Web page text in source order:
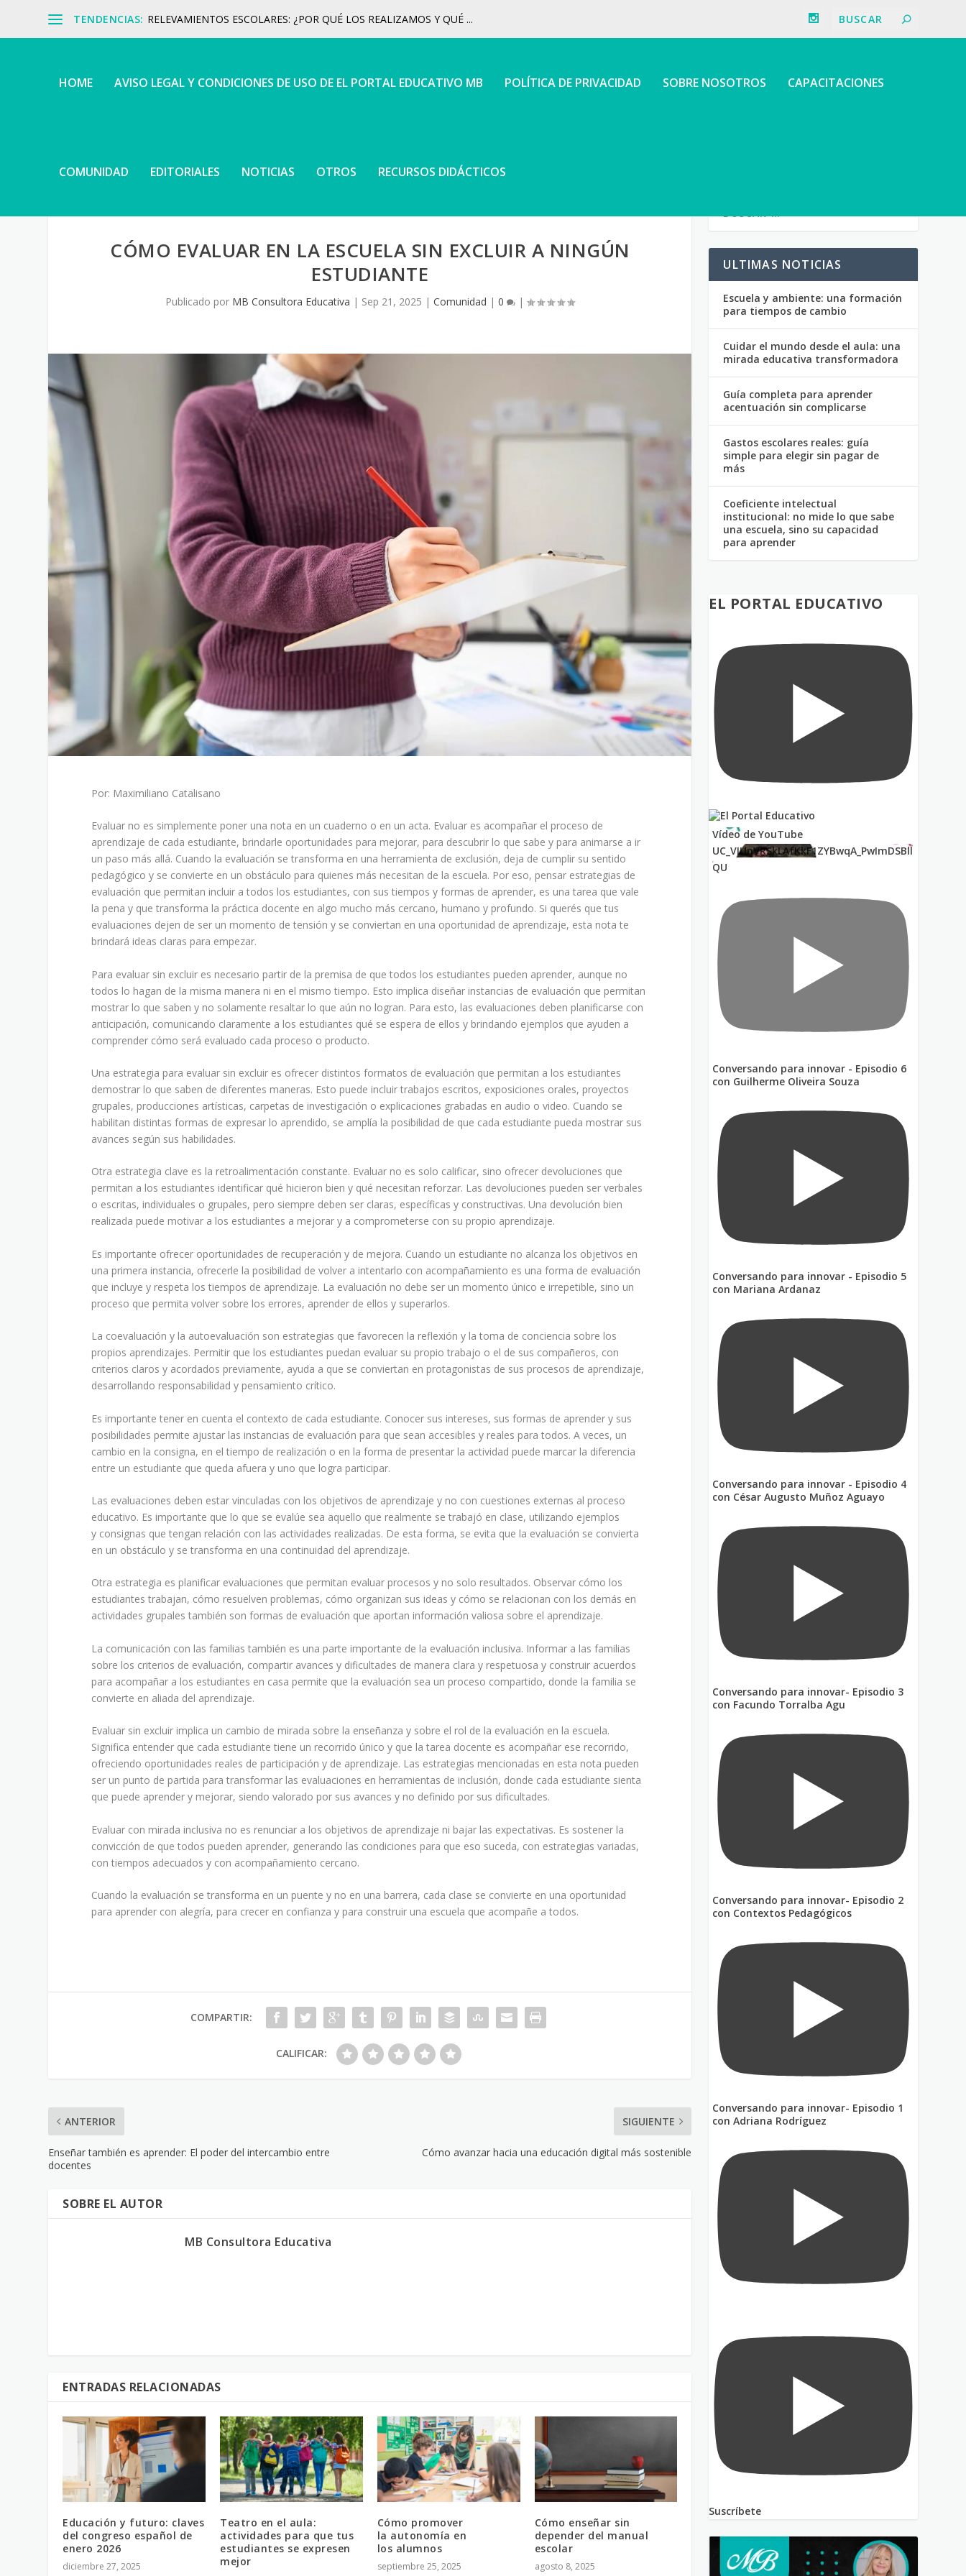
TENDENCIAS: RELEVAMIENTOS ESCOLARES: ¿POR QUÉ LOS REALIZAMOS Y QUÉ ...
HOME AVISO LEGAL Y CONDICIONES DE USO DE EL PORTAL EDUCATIVO MB POLÍTICA DE PRIVACIDAD SOBRE NOSOTROS CAPACITACIONES
COMUNIDAD EDITORIALES NOTICIAS OTROS RECURSOS DIDÁCTICOS
CÓMO EVALUAR EN LA ESCUELA SIN EXCLUIR A NINGÚN
ESTUDIANTE
Publicado por MB Consultora Educativa | Sep 21, 2025 |Comunidad |0 |
Por: Maximiliano Catalisano
Evaluar no es simplemente poner una nota en un cuaderno o en un acta. Evaluar es acompañar el proceso de
aprendizaje de cada estudiante, brindarle oportunidades para mejorar, para descubrir lo que sabe y para animarse a ir
un paso más allá. Cuando la evaluación se transforma en una herramienta de exclusión, deja de cumplir su sentido
pedagógico y se convierte en un obstáculo para quienes más necesitan de la escuela. Por eso, pensar estrategias de
evaluación que permitan incluir a todos los estudiantes, con sus tiempos y formas de aprender, es una tarea que vale
la pena y que transforma la práctica docente en algo mucho más cercano, humano y profundo. Si querés que tus
evaluaciones dejen de ser un momento de tensión y se conviertan en una oportunidad de aprendizaje, esta nota te
brindará ideas claras para empezar.
Para evaluar sin excluir es necesario partir de la premisa de que todos los estudiantes pueden aprender, aunque no
todos lo hagan de la misma manera ni en el mismo tiempo. Esto implica diseñar instancias de evaluación que permitan
mostrar lo que saben y no solamente resaltar lo que aún no logran. Para esto, las evaluaciones deben planificarse con
anticipación, comunicando claramente a los estudiantes qué se espera de ellos y brindando ejemplos que ayuden a
comprender cómo será evaluado cada proceso o producto.
Una estrategia para evaluar sin excluir es ofrecer distintos formatos de evaluación que permitan a los estudiantes
demostrar lo que saben de diferentes maneras. Esto puede incluir trabajos escritos, exposiciones orales, proyectos
grupales, producciones artísticas, carpetas de investigación o explicaciones grabadas en audio o video. Cuando se
habilitan distintas formas de expresar lo aprendido, se amplía la posibilidad de que cada estudiante pueda mostrar sus
avances según sus habilidades.
Otra estrategia clave es la retroalimentación constante. Evaluar no es solo calificar, sino ofrecer devoluciones que
permitan a los estudiantes identificar qué hicieron bien y qué necesitan reforzar. Las devoluciones pueden ser verbales
o escritas, individuales o grupales, pero siempre deben ser claras, específicas y constructivas. Una devolución bien
realizada puede motivar a los estudiantes a mejorar y a comprometerse con su propio aprendizaje.
Es importante ofrecer oportunidades de recuperación y de mejora. Cuando un estudiante no alcanza los objetivos en
una primera instancia, ofrecerle la posibilidad de volver a intentarlo con acompañamiento es una forma de evaluación
que incluye y respeta los tiempos de aprendizaje. La evaluación no debe ser un momento único e irrepetible, sino un
proceso que permita volver sobre los errores, aprender de ellos y superarlos.
La coevaluación y la autoevaluación son estrategias que favorecen la reflexión y la toma de conciencia sobre los
propios aprendizajes. Permitir que los estudiantes puedan evaluar su propio trabajo o el de sus compañeros, con
criterios claros y acordados previamente, ayuda a que se conviertan en protagonistas de sus procesos de aprendizaje,
desarrollando responsabilidad y pensamiento crítico.
Es importante tener en cuenta el contexto de cada estudiante. Conocer sus intereses, sus formas de aprender y sus
posibilidades permite ajustar las instancias de evaluación para que sean accesibles y reales para todos. A veces, un
cambio en la consigna, en el tiempo de realización o en la forma de presentar la actividad puede marcar la diferencia
entre un estudiante que queda afuera y uno que logra participar.
Las evaluaciones deben estar vinculadas con los objetivos de aprendizaje y no con cuestiones externas al proceso
educativo. Es importante que lo que se evalúe sea aquello que realmente se trabajó en clase, utilizando ejemplos
y consignas que tengan relación con las actividades realizadas. De esta forma, se evita que la evaluación se convierta
en un obstáculo y se transforma en una continuidad del aprendizaje.
Otra estrategia es planificar evaluaciones que permitan evaluar procesos y no solo resultados. Observar cómo los
estudiantes trabajan, cómo resuelven problemas, cómo organizan sus ideas y cómo se relacionan con los demás en
actividades grupales también son formas de evaluación que aportan información valiosa sobre el aprendizaje.
La comunicación con las familias también es una parte importante de la evaluación inclusiva. Informar a las familias
sobre los criterios de evaluación, compartir avances y dificultades de manera clara y respetuosa y construir acuerdos
para acompañar a los estudiantes en casa permite que la evaluación sea un proceso compartido, donde la familia se
convierte en aliada del aprendizaje.
Evaluar sin excluir implica un cambio de mirada sobre la enseñanza y sobre el rol de la evaluación en la escuela.
Significa entender que cada estudiante tiene un recorrido único y que la tarea docente es acompañar ese recorrido,
ofreciendo oportunidades reales de participación y de aprendizaje. Las estrategias mencionadas en esta nota pueden
ser un punto de partida para transformar las evaluaciones en herramientas de inclusión, donde cada estudiante sienta
que puede aprender y mejorar, siendo valorado por sus avances y no definido por sus dificultades.
Evaluar con mirada inclusiva no es renunciar a los objetivos de aprendizaje ni bajar las expectativas. Es sostener la
convicción de que todos pueden aprender, generando las condiciones para que eso suceda, con estrategias variadas,
con tiempos adecuados y con acompañamiento cercano.
Cuando la evaluación se transforma en un puente y no en una barrera, cada clase se convierte en una oportunidad
para aprender con alegría, para crecer en confianza y para construir una escuela que acompañe a todos.
COMPARTIR:
CALIFICAR:
ANTERIOR
Enseñar también es aprender: El poder del intercambio entre
docentes
SIGUIENTE
Cómo avanzar hacia una educación digital más sostenible
SOBRE EL AUTOR
MB Consultora Educativa
ENTRADAS RELACIONADAS
Educación y futuro: claves
del congreso español de
enero 2026
diciembre 27, 2025
Teatro en el aula:
actividades para que tus
estudiantes se expresen
mejor
Cómo promover
la autonomía en
los alumnos
septiembre 25, 2025
Cómo enseñar sin
depender del manual
escolar
agosto 8, 2025
ULTIMAS NOTICIAS
Escuela y ambiente: una formación
para tiempos de cambio
Cuidar el mundo desde el aula: una
mirada educativa transformadora
Guía completa para aprender
acentuación sin complicarse
Gastos escolares reales: guía
simple para elegir sin pagar de
más
Coeficiente intelectual
institucional: no mide lo que sabe
una escuela, sino su capacidad
para aprender
EL PORTAL EDUCATIVO
Vídeo de YouTube
UC_VIUnVRSkLAfKkF1ZYBwqA_PwImDSBll
QU
Conversando para innovar - Episodio 6
con Guilherme Oliveira Souza
Conversando para innovar - Episodio 5
con Mariana Ardanaz
Conversando para innovar - Episodio 4
con César Augusto Muñoz Aguayo
Conversando para innovar- Episodio 3
con Facundo Torralba Agu
Conversando para innovar- Episodio 2
con Contextos Pedagógicos
Conversando para innovar- Episodio 1
con Adriana Rodríguez
Suscríbete